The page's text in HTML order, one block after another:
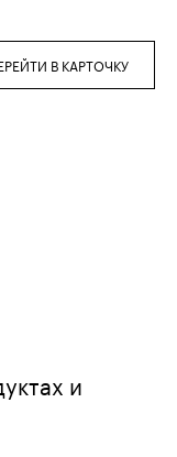
В КАРТОЧКУ
и